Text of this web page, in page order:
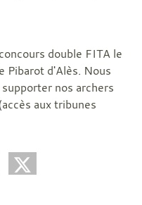
double FITA le
Pibarot d'Alès. Nous
nos archers
aux tribunes